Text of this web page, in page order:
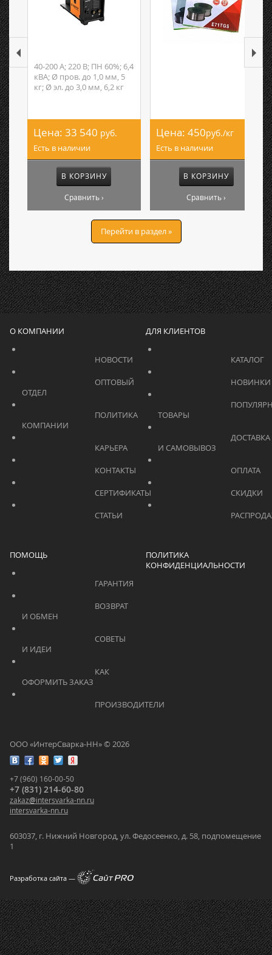
40-200 А; 220 В; ПН 60%; 6,4
кВА; Ø пров. до 1,0 мм, 5
кг; Ø эл. до 3,0 мм, 6,2 кг
Цена: 33 540 руб.
Есть в наличии
В КОРЗИНУ
Сравнить ›
Цена: 450руб./кг
Есть в наличии
В КОРЗИНУ
Сравнить ›
Перейти в раздел »
ООО «ИнтерСварка-НН» © 2026
+7 (960) 160-00-50
+7 (831) 214-60-80
zakaz@intersvarka-nn.ru
intersvarka-nn.ru
603037, г. Нижний Новгород, ул. Федосеенко, д. 58, подпомещение
1
Разработка сайта —
О КОМПАНИИ
			    		КАРЬЕРА
ДЛЯ КЛИЕНТОВ
ПОМОЩЬ
ПОЛИТИКА
КОНФИДЕНЦИАЛЬНОСТИ